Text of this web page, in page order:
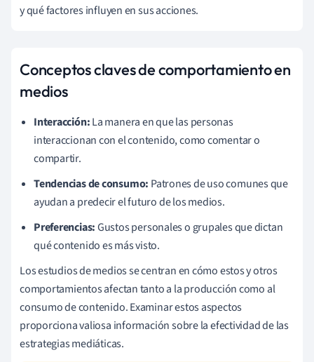
y qué factores influyen en sus acciones.
Conceptos claves de comportamiento en
medios
Interacción:La manera en que las personas
interaccionan con el contenido, como comentar o
compartir.
Tendencias de consumo: Patrones de uso comunes que
ayudan a predecir el futuro de los medios.
Preferencias:Gustos personales o grupales que dictan
qué contenido es más visto.
Los estudios de medios se centran en cómo estos y otros
comportamientos afectan tanto a la producción como al
consumo de contenido. Examinar estos aspectos
proporciona valiosa información sobre la efectividad de las
estrategias mediáticas.